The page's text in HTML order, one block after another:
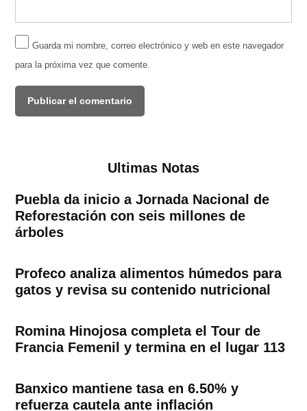
Guarda mi nombre, correo electrónico y web en este navegador
para la próxima vez que comente.
Ultimas Notas
Puebla da inicio a Jornada Nacional de
Reforestación con seis millones de
árboles
Profeco analiza alimentos húmedos para
gatos y revisa su contenido nutricional
Romina Hinojosa completa el Tour de
Francia Femenil y termina en el lugar 113
Banxico mantiene tasa en 6.50% y
refuerza cautela ante inflación